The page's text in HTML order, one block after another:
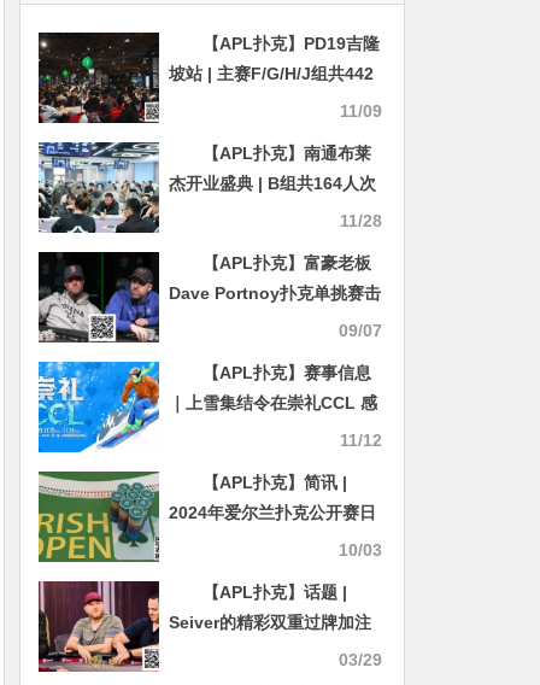
【APL扑克】PD19吉隆
坡站 | 主赛F/G/H/J组共442
人次报名，多位中国选手在
11/09
【APL扑克】南通布莱
杰开业盛典 | B组共164人次
参赛，洛克423,500领衔30
11/28
【APL扑克】富豪老板
Dave Portnoy扑克单挑赛击
败员工Nate，终结十年恩怨
09/07
【APL扑克】赛事信息
｜上雪集结令在崇礼CCL 感
受冬奥之城的冰雪魅力！11/12
【APL扑克】简讯 |
2024年爱尔兰扑克公开赛日
10/03
【APL扑克】话题 |
Seiver的精彩双重过牌加注
成功设下陷阱，对手无奈买
03/29